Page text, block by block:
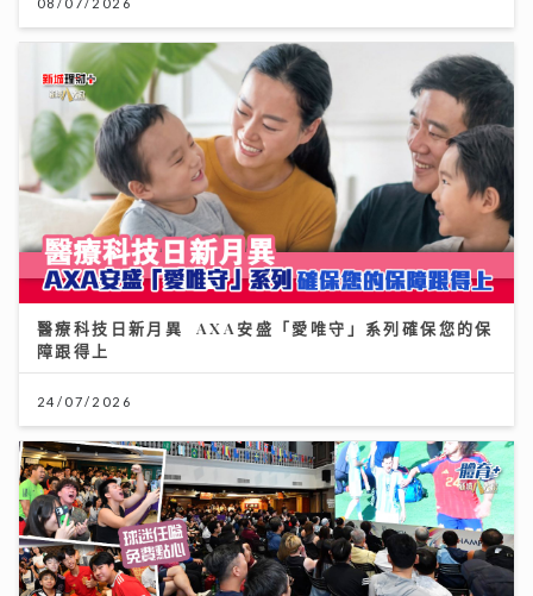
08/07/2026
醫療科技日新月異 AXA安盛「愛唯守」系列確保您的保
障跟得上
24/07/2026